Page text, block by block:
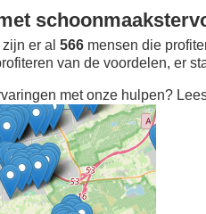
er al 566 mensen die
van de voordelen, er
met onze hulpen?
ervaringen
bij
de buurt